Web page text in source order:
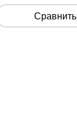
Сравнить